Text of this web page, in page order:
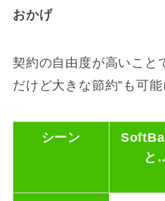
おかげ
契約の自由度が高いこと
だけど大きな節約”も可能
シーン
と